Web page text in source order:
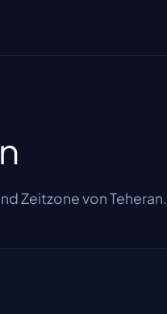
Zeitzone von Teheran.